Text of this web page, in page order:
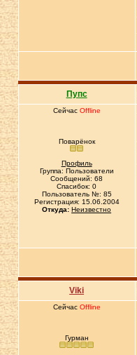
Пупс
Сейчас Offline
Поварёнок
Профиль
Группа: Пользователи
Сообщений: 68
Спасибок: 0
Пользователь №: 85
Регистрация: 15.06.2004
Откуда: Неизвестно
Viki
Сейчас Offline
Гурман